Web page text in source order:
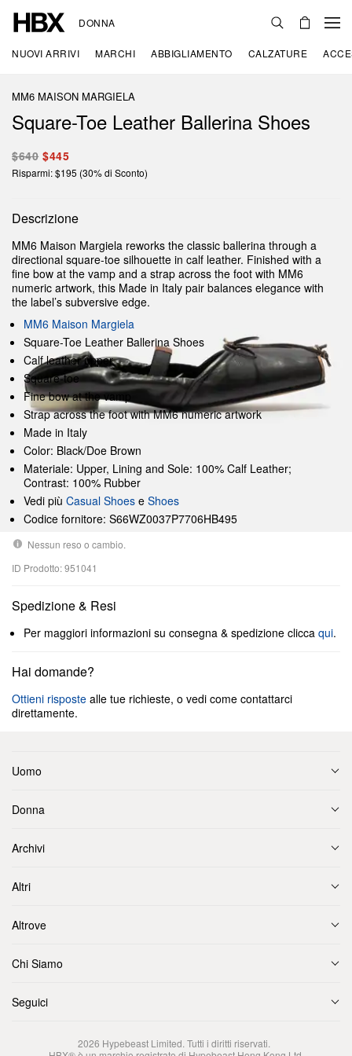
DONNA
NUOVI ARRIVI MARCHI ABBIGLIAMENTO CALZATURE
MM6 MAISON MARGIELA
Square-Toe Leather Ballerina Shoes
$640 $445
Risparmi: $195 (30% di Sconto)
Descrizione
MM6 Maison Margiela reworks the classic ballerina through a
directional square-toe silhouette in calf leather. Finished with a
fine bow at the vamp and a strap across the foot with MM6
numeric artwork, this Made in Italy pair balances elegance with
the label’s subversive edge.
MM6 Maison Margiela
Square-Toe Leather Ballerina Shoes
Calf leather upper
Square-toe
Fine bow at the vamp
Strap across the foot with MM6 numeric artwork
Made in Italy
Color: Black/Doe Brown
Materiale: Upper, Lining and Sole: 100% Calf Leather;
Contrast: 100% Rubber
Vedi più Casual Shoes e Shoes
Codice fornitore: S66WZ0037P7706HB495
Nessun reso o cambio.
ID Prodotto: 951041
Spedizione & Resi
Per maggiori informazioni su consegna & spedizione clicca qui.
Hai domande?
Ottieni risposte alle tue richieste, o vedi come contattarci
direttamente.
Uomo
Donna
Archivi
Altri
Altrove
Chi Siamo
Seguici
2026 Hypebeast Limited. Tutti i diritti riservati.